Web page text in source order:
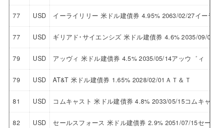
77 USD イーライリリー 米ドル建債券 4.95% 2063/02/27イーラ
77 USD ギリアド･サイエンシズ 米ドル建債券 4.6% 2035/09/01
79 USD アッヴィ 米ドル建債券 4.5% 2035/05/14アッウ゛ィ
79 USD AT&T 米ドル建債券 1.65% 2028/02/01ＡＴ＆Ｔ
81 USD コムキャスト 米ドル建債券 4.8% 2033/05/15コムキャス
82 USD セールスフォース 米ドル建債券 2.9% 2051/07/15セー